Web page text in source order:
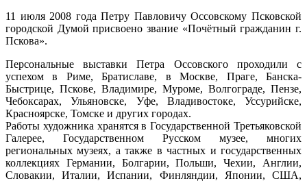
11 июля 2008 года Петру Павловичу Оссовскому Псковской
городской Думой присвоено звание «Почётный гражданин г.
Пскова».
Персональные выставки Петра Оссовского проходили с
успехом в Риме, Братиславе, в Москве, Праге, Банска-
Быстрице, Пскове, Владимире, Муроме, Волгограде, Пензе,
Чебоксарах, Ульяновске, Уфе, Владивостоке, Уссурийске,
Красноярске, Томске и других городах.
Работы художника хранятся в Государственной Третьяковской
Галерее, Государственном Русском музее, многих
региональных музеях, а также в частных и государственных
коллекциях Германии, Болгарии, Польши, Чехии, Англии,
Словакии, Италии, Испании, Финляндии, Японии, США,